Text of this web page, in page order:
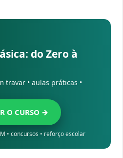
do Zero à
travar • aulas práticas •
O CURSO →
• concursos • reforço escolar